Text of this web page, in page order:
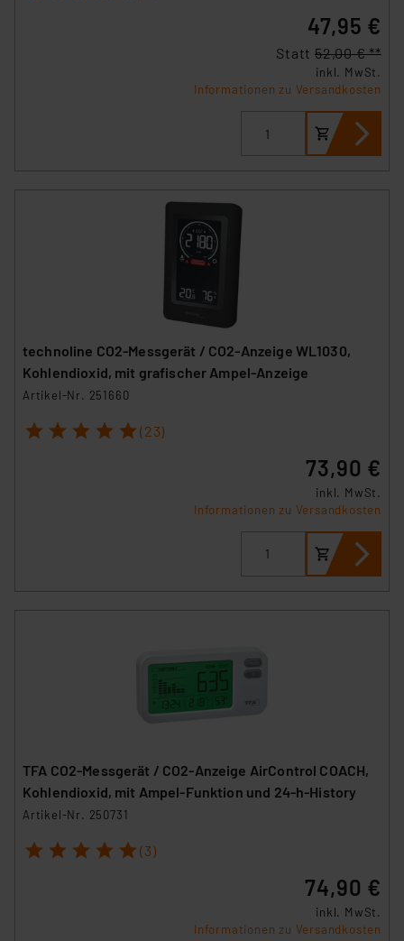
47,95 €
Statt 52,00 € **
inkl. MwSt.
Informationen zu Versandkosten
technoline CO2-Messgerät / CO2-Anzeige WL1030,
Kohlendioxid, mit grafischer Ampel-Anzeige
Artikel-Nr. 251660
1 2 3 4 5 (23)
73,90 €
inkl. MwSt.
Informationen zu Versandkosten
TFA CO2-Messgerät / CO2-Anzeige AirControl COACH,
Kohlendioxid, mit Ampel-Funktion und 24-h-History
Artikel-Nr. 250731
1 2 3 4 5 (3)
74,90 €
inkl. MwSt.
Informationen zu Versandkosten